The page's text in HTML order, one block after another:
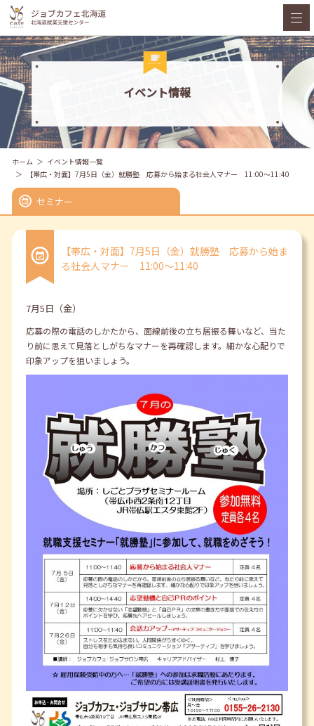
イベント情報
ホーム
イベント情報一覧
【帯広・対面】7月5日（金）就勝塾 応募から始まる社会人マナー 11:00～11:40
セミナー
【帯広・対面】7月5日（金）就勝塾 応募から始ま
る社会人マナー 11:00～11:40
7月5日（金）
応募の際の電話のしかたから、面線前後の立ち居振る舞いなど、当た
り前に思えて見落としがちなマナーを再確認します。細かな心配りで
印象アップを狙いましょう。